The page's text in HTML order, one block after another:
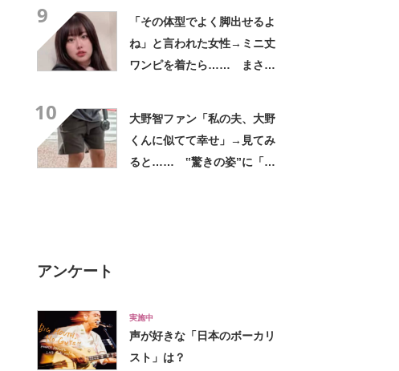
9
「その体型でよく脚出せるよ
ね」と言われた女性→ミニ丈
ワンピを着たら…… まさか
10
大野智ファン「私の夫、大野
くんに似てて幸せ」→見てみ
ると…… ‟驚きの姿”に「最
アンケート
実施中
声が好きな「日本のボーカリ
スト」は？